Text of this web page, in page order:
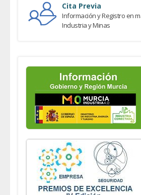
Cita Previa
Información y Registro en
Industria y Minas